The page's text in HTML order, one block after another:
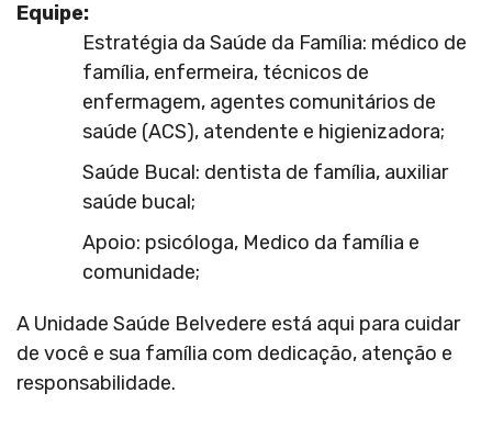
Equipe:
Estratégia da Saúde da Família: médico de
família, enfermeira, técnicos de
enfermagem, agentes comunitários de
saúde (ACS), atendente e higienizadora;
Saúde Bucal: dentista de família, auxiliar
saúde bucal;
Apoio: psicóloga, Medico da família e
comunidade;
A Unidade Saúde Belvedere está aqui para cuidar
de você e sua família com dedicação, atenção e
responsabilidade.